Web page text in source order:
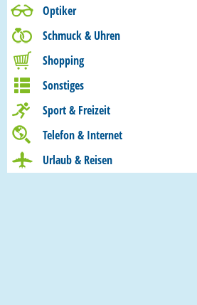
Optiker
Schmuck & Uhren
Shopping
Sonstiges
Sport & Freizeit
Telefon & Internet
Urlaub & Reisen